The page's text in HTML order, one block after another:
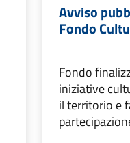
Avviso
Fondo
Fondo
iniziative
il territorio e